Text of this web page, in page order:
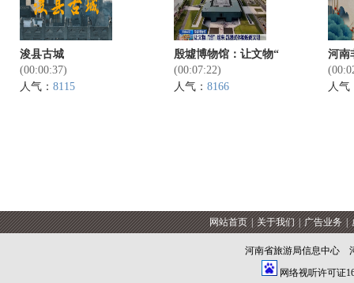
浚县古城
(00:00:37)
人气： 8115
殷墟博物馆：让文物“
(00:07:22)
人气： 8166
河
人气
网站首页 | 关于我们 | 广告业务 |
河南省旅游局信息中心
网络视听许可证